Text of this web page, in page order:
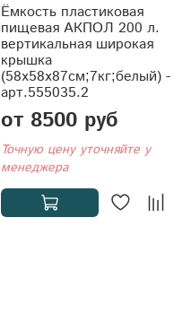
Ёмкость пластиковая
пищевая АКПОЛ 200 л.
вертикальная широкая
крышка
(58x58x87см;7кг;белый) -
арт.555035.2
от 8500 руб
Точную цену уточняйте у
менеджера